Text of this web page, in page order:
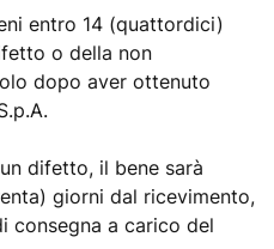
entro 14 (quattordici)
o della non
dopo aver ottenuto
difetto, il bene sarà
giorni dal ricevimento,
consegna a carico del